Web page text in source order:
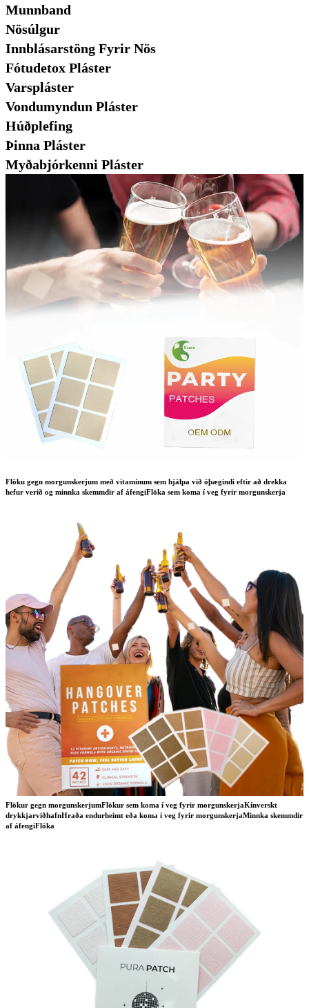
Munnband
Nösúlgur
Innblásarstöng Fyrir Nös
Fótudetox Pláster
Varspláster
Vondumyndun Pláster
Húðplefing
Þinna Pláster
Myðabjórkenni Pláster
Flöku gegn morgunskerjum með vitamínum sem hjálpa við óþægindi eftir að drekka
hefur verið og minnka skemmdir af áfengiFlöka sem koma í veg fyrir morgunskerja
Flökur gegn morgunskerjumFlökur sem koma í veg fyrir morgunskerjaKínverskt
drykkjarviðhafnHraða endurheimt eða koma í veg fyrir morgunskerjaMinnka skemmdir
af áfengiFlöka